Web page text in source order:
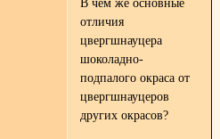
В чем же основные
отличия
цвергшнауцера
шоколадно-
подпалого окраса от
цвергшнауцеров
других окрасов?